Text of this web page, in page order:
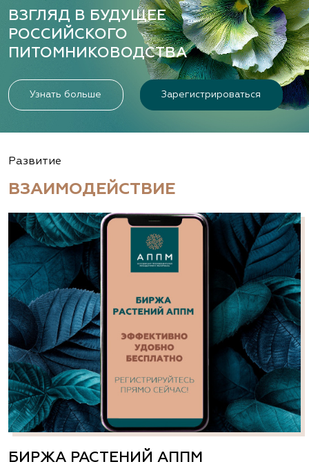
ВЗГЛЯД В БУДУЩЕЕ
РОССИЙСКОГО
ПИТОМНИКОВОДСТВА
Узнать больше Зарегистрироваться
Развитие
ВЗАИМОДЕЙСТВИЕ
БИРЖА РАСТЕНИЙ АППМ